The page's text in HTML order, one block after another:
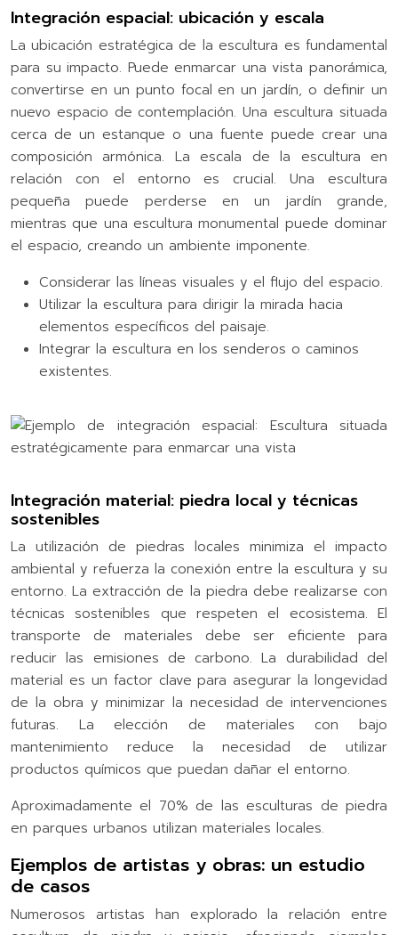
Integración espacial: ubicación y escala
La ubicación estratégica de la escultura es fundamental
para su impacto. Puede enmarcar una vista panorámica,
convertirse en un punto focal en un jardín, o definir un
nuevo espacio de contemplación. Una escultura situada
cerca de un estanque o una fuente puede crear una
composición armónica. La escala de la escultura en
relación con el entorno es crucial. Una escultura
pequeña puede perderse en un jardín grande,
mientras que una escultura monumental puede dominar
el espacio, creando un ambiente imponente.
Considerar las líneas visuales y el flujo del espacio.
Utilizar la escultura para dirigir la mirada hacia
elementos específicos del paisaje.
Integrar la escultura en los senderos o caminos
existentes.
Integración material: piedra local y técnicas
sostenibles
La utilización de piedras locales minimiza el impacto
ambiental y refuerza la conexión entre la escultura y su
entorno. La extracción de la piedra debe realizarse con
técnicas sostenibles que respeten el ecosistema. El
transporte de materiales debe ser eficiente para
reducir las emisiones de carbono. La durabilidad del
material es un factor clave para asegurar la longevidad
de la obra y minimizar la necesidad de intervenciones
futuras. La elección de materiales con bajo
mantenimiento reduce la necesidad de utilizar
productos químicos que puedan dañar el entorno.
Aproximadamente el 70% de las esculturas de piedra
en parques urbanos utilizan materiales locales.
Ejemplos de artistas y obras: un estudio
de casos
Numerosos artistas han explorado la relación entre